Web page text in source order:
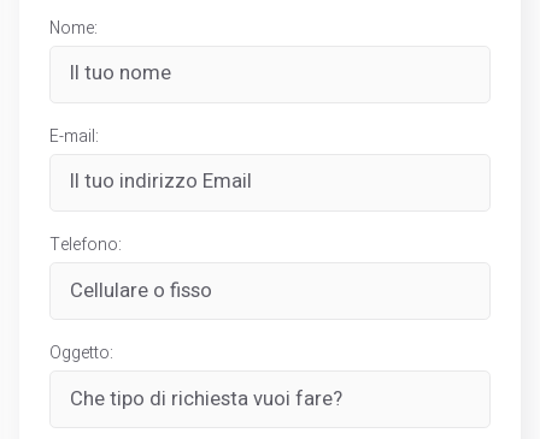
Nome:
E-mail:
Telefono:
Oggetto: